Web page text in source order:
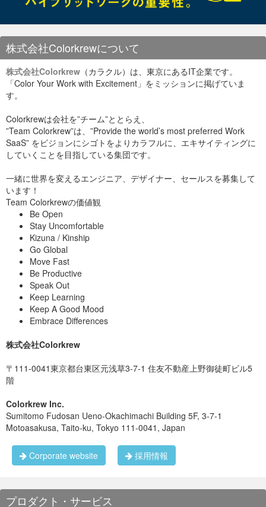
/usr/share/zabbix/fonts/ipagp.ttf
（変更箇所）
7
39c39
< define('ZBX_GRAPH_FONT_NAME',         'ipag
p'); // font file name
---
> define('ZBX_GRAPH_FONT_NAME',         'graphf
ont'); // font file name
< define('ZBX_FONT_NAME', 'ipagp');
---
> define('ZBX_FONT_NAME', 'graphfont');
株式会社Colorkrewについて
株式会社Colorkrew （カラクル）は、東京にあるIT企業です。
「Color Your Work with Excitement」をミッションに掲げていま
す。
Colorkrewは会社を”チーム”ととらえ、
”Team Colorkrew”は、”Provide the world’s most preferred Work
SaaS” をビジョンにシゴトをよりカラフルに、エキサイティングに
していくことを目指している集団です。
一緒に世界を変えるエンジニア、デザイナー、セールスを募集して
います！
Team Colorkrewの価値観
Be Open
Stay Uncomfortable
Kizuna / Kinship
Go Global
Move Fast
Be Productive
Speak Out
Keep Learning
Keep A Good Mood
Embrace Differences
株式会社Colorkrew
〒111-0041東京都台東区元浅草3-7-1 住友不動産上野御徒町ビル5
階
Colorkrew Inc.
Sumitomo Fudosan Ueno-Okachimachi Building 5F, 3-7-1
Motoasakusa, Taito-ku, Tokyo 111-0041, Japan
Corporate website 採用情報
プロダクト・サービス